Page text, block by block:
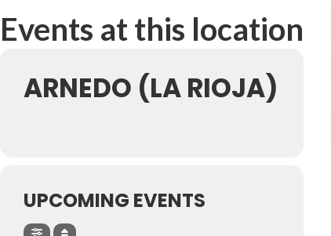
Events at this location
ARNEDO (LA RIOJA)
UPCOMING EVENTS